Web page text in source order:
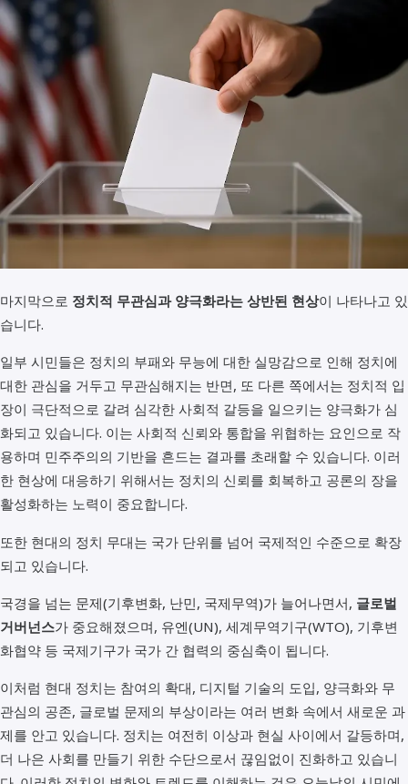
마지막으로 정치적 무관심과 양극화라는 상반된 현상이 나타나고 있
습니다.
일부 시민들은 정치의 부패와 무능에 대한 실망감으로 인해 정치에
대한 관심을 거두고 무관심해지는 반면, 또 다른 쪽에서는 정치적 입
장이 극단적으로 갈려 심각한 사회적 갈등을 일으키는 양극화가 심
화되고 있습니다. 이는 사회적 신뢰와 통합을 위협하는 요인으로 작
용하며 민주주의의 기반을 흔드는 결과를 초래할 수 있습니다. 이러
한 현상에 대응하기 위해서는 정치의 신뢰를 회복하고 공론의 장을
활성화하는 노력이 중요합니다.
또한 현대의 정치 무대는 국가 단위를 넘어 국제적인 수준으로 확장
되고 있습니다.
국경을 넘는 문제(기후변화, 난민, 국제무역)가 늘어나면서, 글로벌
거버넌스가 중요해졌으며, 유엔(UN), 세계무역기구(WTO), 기후변
화협약 등 국제기구가 국가 간 협력의 중심축이 됩니다.
이처럼 현대 정치는 참여의 확대, 디지털 기술의 도입, 양극화와 무
관심의 공존, 글로벌 문제의 부상이라는 여러 변화 속에서 새로운 과
제를 안고 있습니다. 정치는 여전히 이상과 현실 사이에서 갈등하며,
더 나은 사회를 만들기 위한 수단으로서 끊임없이 진화하고 있습니